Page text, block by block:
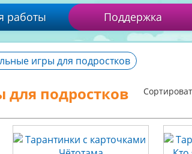
работы Поддержка
игры для подростков
для подростков